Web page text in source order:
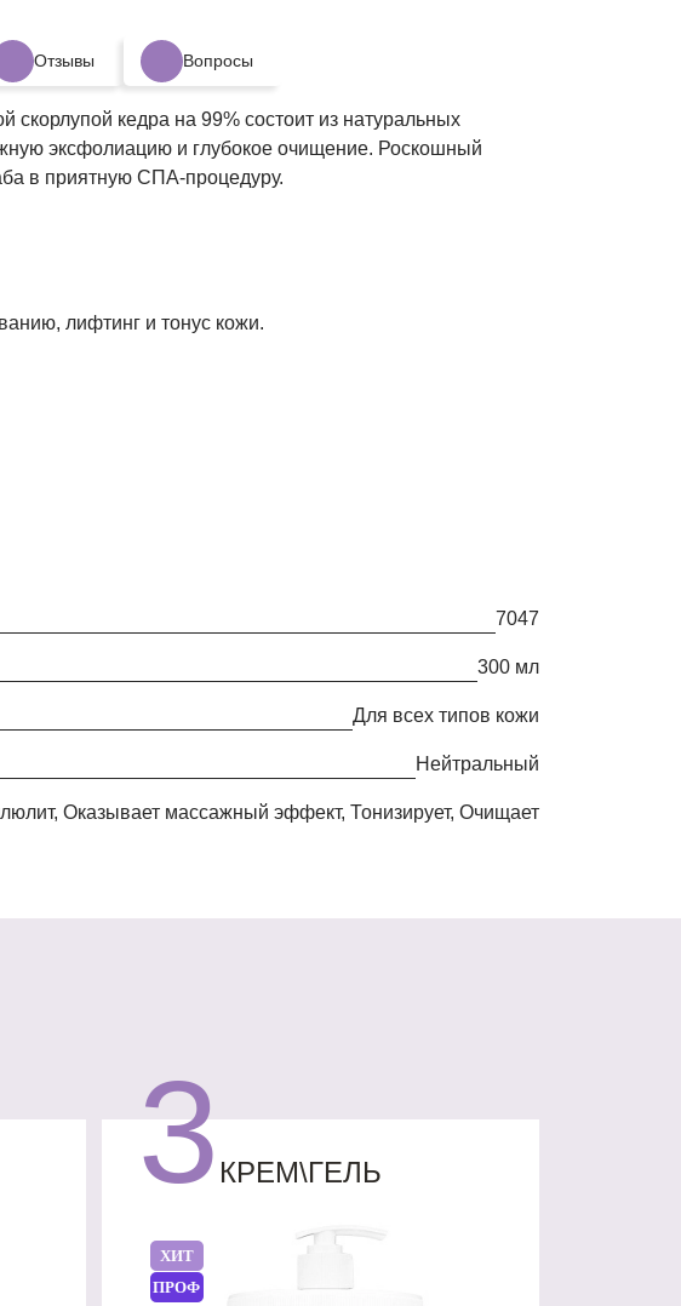
Отзывы Вопросы
кедра на 99% состоит из натуральных
эксфолиацию и глубокое очищение. Роскошный
в приятную СПА-процедуру.
лифтинг и тонус кожи.
7047
300 мл
Для всех типов кожи
Нейтральный
Оказывает массажный эффект, Тонизирует, Очищает
3КРЕМ\ГЕЛЬ
ХИТ
ПРОФ